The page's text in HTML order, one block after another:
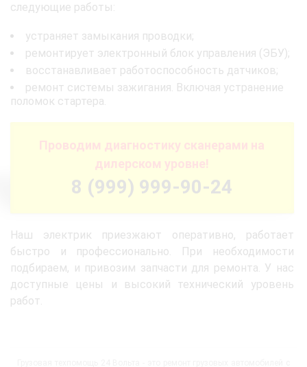
следующие работы:
устраняет замыкания проводки;
ремонтирует электронный блок управления (ЭБУ);
восстанавливает работоспособность датчиков;
ремонт системы зажигания. Включая устранение
поломок стартера.
Проводим диагностику сканерами на
дилерском уровне!
8 (999) 999-90-24
Наш электрик приезжают оперативно, работает
быстро и профессионально. При необходимости
подбираем, и привозим запчасти для ремонта. У нас
доступные цены и высокий технический уровень
работ.